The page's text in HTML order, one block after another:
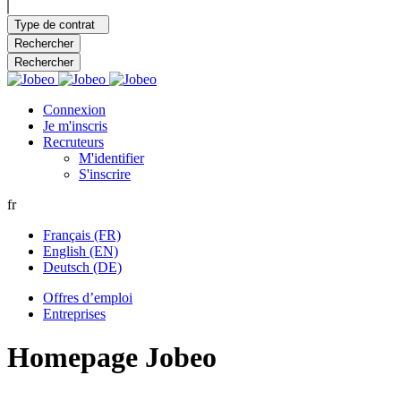
Type de contrat
Rechercher
Rechercher
Connexion
Je m'inscris
Recruteurs
M'identifier
S'inscrire
fr
Français (FR)
English (EN)
Deutsch (DE)
Offres d’emploi
Entreprises
Homepage Jobeo